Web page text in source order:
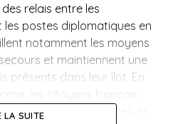
relais entre les
postes diplomatiques en
notamment les moyens
et maintiennent une
présents dans leur îlot. En
consulaires locales, et
LA SUITE